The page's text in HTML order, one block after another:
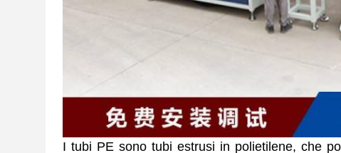
I tubi PE sono tubi estrusi in polietilene, che